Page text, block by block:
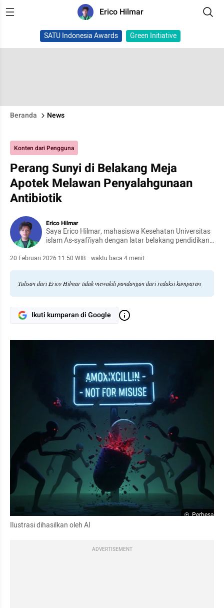
Erico Hilmar
SATU Indonesia Awards Green Initiative
Beranda News
Konten dari Pengguna
Perang Sunyi di Belakang Meja
Apotek Melawan Penyalahgunaan
Antibiotik
Erico Hilmar
Saya Erico Hilmar, mahasiswa Kesehatan Universitas
islam As-syafi'iyah dengan latar belakang pendidikan
dunia kesehatan adalah trigger saya untuk menjadi
20 Februari 2026 11:50 WIB · waktu baca 4 menit
Tulisan dari Erico Hilmar tidak mewakili pandangan dari redaksi kumparan
Ikuti kumparan di Google
Perbesar
Ilustrasi dihasilkan oleh AI
ADVERTISEMENT